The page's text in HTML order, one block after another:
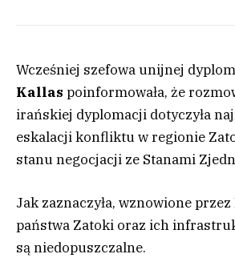
Wcześniej szefowa unijnej
Kallas poinformowała, że
irańskiej dyplomacji dotyczyła
eskalacji konfliktu w regionie
stanu negocjacji ze Stanami
Jak zaznaczyła, wznowione
państwa Zatoki oraz ich
są niedopuszczalne.